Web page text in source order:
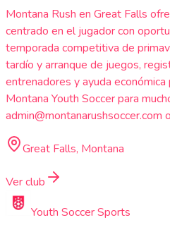
Montana Rush en Great Falls
centrado en el jugador con
temporada competitiva de
tardío y arranque de juegos,
entrenadores y ayuda
Montana Youth Soccer para
Great Falls, Montana
Ver club
Youth Soccer Sports